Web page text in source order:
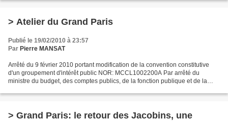
> Atelier du Grand Paris
Publié le 19/02/2010 à 23:57
Par Pierre MANSAT
Arrêté du 9 février 2010 portant modification de la convention constitutive
d'un groupement d'intérêt public NOR: MCCL1002200A Par arrêté du
ministre du budget, des comptes publics, de la fonction publique et de la
> Grand Paris: le retour des Jacobins, une